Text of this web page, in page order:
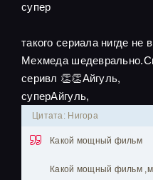
супер
такого сериала нигде не
Мехмеда
серивл 👏👏Айгуль,
суперАйгуль,
Цитата: Нигора
Какой мощный фильм
Какой мощный фильм